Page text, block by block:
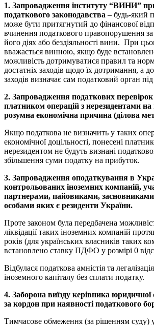
1. Запровадження інституту “ВИНИ”
податкового законодавства – будь-який
може бути притягнутий до фінансової
вчинення податкового правопорушення
його діях або бездіяльності вини. При
вважається винною, якщо буде
можливість дотримуватися правил та
достатніх заходів щодо їх дотримання, а
заходів визначає сам податковий орган
2. Запровадження податкових
платником операцій з нерезидентами
розумна економічна причина (ділова
Якщо податкова не визначить у таких
економічної доцільності, понесені
нерезидентом не будуть визнані
збільшення суми податку на прибуток.
3. Запровадження оподаткування в
контрольованих іноземних компаній,
партнерами, пайовиками,
особами яких є резиденти України.
Проте законом була передбачена
ліквідації таких іноземних компаній
років (для українських власників таких
встановлено ставку ПДФО у розмірі 0
Відбулася податкова амністія та
іноземного капіталу без сплати податку.
4. Заборона виїзду керівника
за кордон при наявності податкового
Тимчасове обмеження (за рішенням суду)